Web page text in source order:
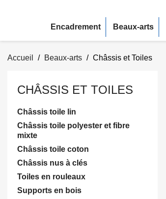
Encadrement Beaux-arts
Accueil Beaux-arts Châssis et Toiles
CHÂSSIS ET TOILES
Châssis toile lin
Châssis toile polyester et fibre
mixte
Châssis toile coton
Châssis nus à clés
Toiles en rouleaux
Supports en bois